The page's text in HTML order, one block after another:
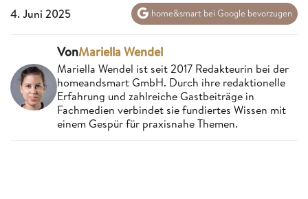
4. Juni 2025 home&smart bei Google bevorzugen
VonMariella Wendel
Mariella Wendel ist seit 2017 Redakteurin bei der
homeandsmart GmbH. Durch ihre redaktionelle
Erfahrung und zahlreiche Gastbeiträge in
Fachmedien verbindet sie fundiertes Wissen mit
einem Gespür für praxisnahe Themen.